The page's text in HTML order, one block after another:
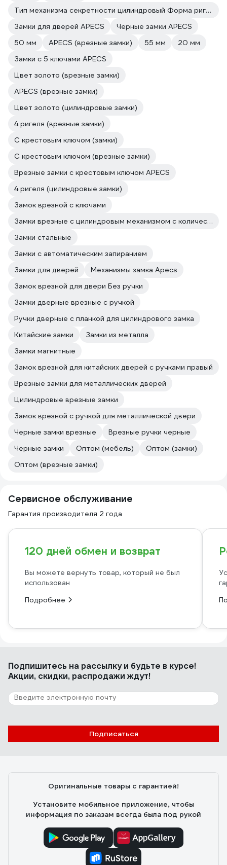
Тип механизма секретности цилиндровый Форма ригеля цилиндр
Замки для дверей APECS
Черные замки APECS
50 мм
APECS (врезные замки) 55 мм
20 мм
Замки с 5 ключами APECS
Цвет золото (врезные замки)
APECS (врезные замки)
Цвет золото (цилиндровые замки)
4 ригеля (врезные замки)
С крестовым ключом (замки)
С крестовым ключом (врезные замки)
Врезные замки с крестовым ключом APECS
4 ригеля (цилиндровые замки)
Замок врезной с ключами
Замки врезные с цилиндровым механизмом с количеством ключей 5 шт
Замки стальные
Замки с автоматическим запиранием
Замки для дверей
Механизмы замка Apecs
Замок врезной для двери Без ручки
Замки дверные врезные с ручкой
Ручки дверные с планкой для цилиндрового замка
Китайские замки
Замки из металла
Замки магнитные
Замок врезной для китайских дверей с ручками правый
Врезные замки для металлических дверей
Цилиндровые врезные замки
Замок врезной с ручкой для металлической двери
Черные замки врезные
Врезные ручки черные
Черные замки
Оптом (мебель)
Оптом (замки)
Оптом (врезные замки)
Сервисное обслуживание
Гарантия производителя 2 года
120 дней обмен и возврат
Вы можете вернуть товар, который не был
использован
Подробнее
Подпишитесь на рассылкуи будьте в курсе!
Акции, скидки, распродажи ждут!
Подписаться
Оригинальные товары с гарантией!
Установите мобильное приложение, чтобы
информация по заказам всегда была под рукой